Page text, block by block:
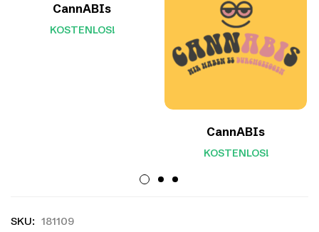
CannABIs
KOSTENLOS!
CannABIs
KOSTENLOS!
SKU: 181109